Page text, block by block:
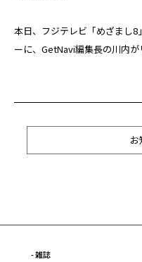
本日、フジテレビ「めざまし
ーに、GetNavi編集長の川内が
お
- 雑誌